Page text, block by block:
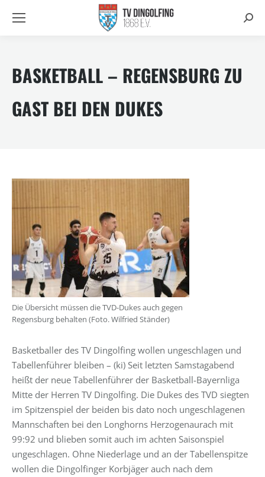
BASKETBALL – REGENSBURG ZU
GAST BEI DEN DUKES
Die Übersicht müssen die TVD-Dukes auch gegen
Regensburg behalten (Foto. Wilfried Ständer)
Basketballer des TV Dingolfing wollen ungeschlagen und
Tabellenführer bleiben – (ki) Seit letzten Samstagabend
heißt der neue Tabellenführer der Basketball-Bayernliga
Mitte der Herren TV Dingolfing. Die Dukes des TVD siegten
im Spitzenspiel der beiden bis dato noch ungeschlagenen
Mannschaften bei den Longhorns Herzogenaurach mit
99:92 und blieben somit auch im achten Saisonspiel
ungeschlagen. Ohne Niederlage und an der Tabellenspitze
wollen die Dingolfinger Korbjäger auch nach dem